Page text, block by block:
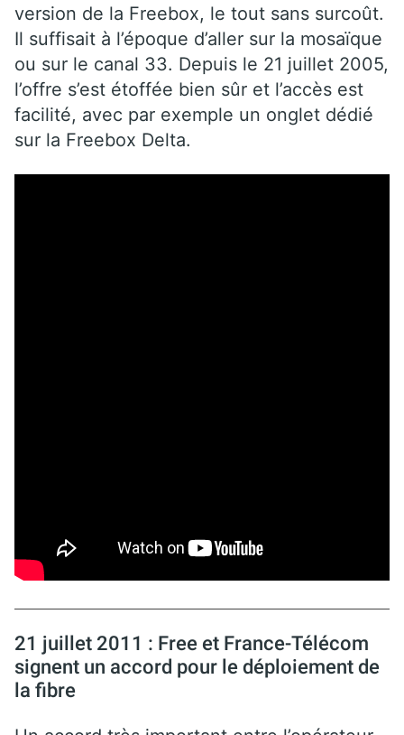
version de la Freebox, le tout sans surcoût.
Il suffisait à l’époque d’aller sur la mosaïque
ou sur le canal 33. Depuis le 21 juillet 2005,
l’offre s’est étoffée bien sûr et l’accès est
facilité, avec par exemple un onglet dédié
sur la Freebox Delta.
21 juillet 2011 : Free et France-Télécom
signent un accord pour le déploiement de
la fibre